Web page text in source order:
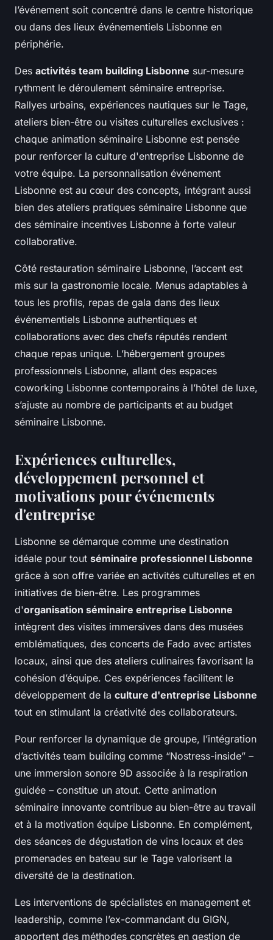
l’événement soit concentré dans le centre historique
ou dans des lieux événementiels Lisbonne en
périphérie.
Des activités team building Lisbonne sur-mesure
rythment le déroulement séminaire entreprise.
Rallyes urbains, expériences nautiques sur le Tage,
ateliers bien-être ou visites culturelles exclusives :
chaque animation séminaire Lisbonne est pensée
pour renforcer la culture d'entreprise Lisbonne de
votre équipe. La personnalisation événement
Lisbonne est au cœur des concepts, intégrant aussi
bien des ateliers pratiques séminaire Lisbonne que
des séminaire incentives Lisbonne à forte valeur
collaborative.
Côté restauration séminaire Lisbonne, l’accent est
mis sur la gastronomie locale. Menus adaptables à
tous les profils, repas de gala dans des lieux
événementiels Lisbonne authentiques et
collaborations avec des chefs réputés rendent
chaque repas unique. L’hébergement groupes
professionnels Lisbonne, allant des espaces
coworking Lisbonne contemporains à l’hôtel de luxe,
s’ajuste au nombre de participants et au budget
séminaire Lisbonne.
Expériences culturelles,
développement personnel et
motivations pour événements
d'entreprise
Lisbonne se démarque comme une destination
idéale pour tout séminaire professionnel Lisbonne
grâce à son offre variée en activités culturelles et en
initiatives de bien-être. Les programmes
d'organisation séminaire entreprise Lisbonne
intègrent des visites immersives dans des musées
emblématiques, des concerts de Fado avec artistes
locaux, ainsi que des ateliers culinaires favorisant la
cohésion d’équipe. Ces expériences facilitent le
développement de la culture d'entreprise Lisbonne
tout en stimulant la créativité des collaborateurs.
Pour renforcer la dynamique de groupe, l’intégration
d’activités team building comme “Nostress-inside” –
une immersion sonore 9D associée à la respiration
guidée – constitue un atout. Cette animation
séminaire innovante contribue au bien-être au travail
et à la motivation équipe Lisbonne. En complément,
des séances de dégustation de vins locaux et des
promenades en bateau sur le Tage valorisent la
diversité de la destination.
Les interventions de spécialistes en management et
leadership, comme l’ex-commandant du GIGN,
apportent des méthodes concrètes en gestion de